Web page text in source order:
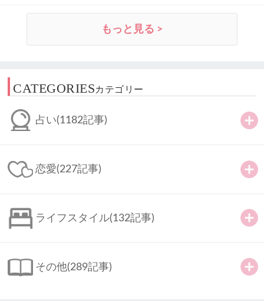
もっと見る >
CATEGORIESカテゴリー
占い(1182記事)
恋愛(227記事)
ライフスタイル(132記事)
その他(289記事)